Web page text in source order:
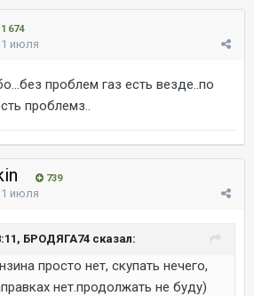
1 674
1 июля
проблем газ есть везде..по
проблемз..
739
1 июля
БРОДЯГА74 сказал:
просто нет, скупать нечего,
нет.продолжать не буду)